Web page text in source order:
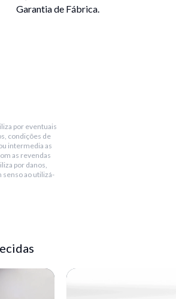
Garantia de Fábrica.
por eventuais
condições de
intermedia as
as revendas
por danos,
senso ao utilizá-